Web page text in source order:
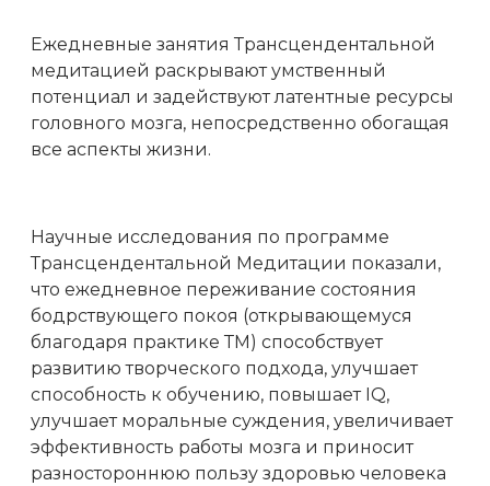
Ежедневные занятия Трансцендентальной
медитацией раскрывают умственный
потенциал и задействуют латентные ресурсы
головного мозга, непосредственно обогащая
все аспекты жизни.
Научные исследования по программе
Трансцендентальной Медитации показали,
что ежедневное переживание состояния
бодрствующего покоя (открывающемуся
благодаря практике ТМ) способствует
развитию творческого подхода, улучшает
способность к обучению, повышает IQ,
улучшает моральные суждения, увеличивает
эффективность работы мозга и приносит
разностороннюю пользу здоровью человека